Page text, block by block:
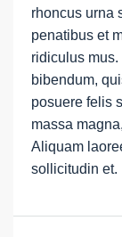
rhoncus urna
penatibus et
ridiculus
bibendum,
posuere felis
massa
Aliquam
sollicitudin et.